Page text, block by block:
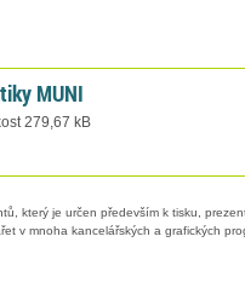
MUNI
279,67 kB
který je určen především k tisku,
v mnoha kancelářských a grafických